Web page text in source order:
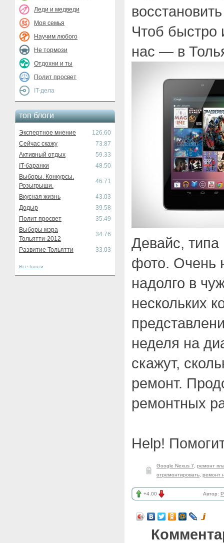
Леди и медведи
Моя семья
Научим любого
Не тормози
Отдохни и ты
Полит просвет
IT-дела
топ блоги
Экспертное мнение
126.60
Сейчас скажу
73.87
Активный отдых
59.33
IT-баранки
48.50
Выборы. Конкурсы.
Розыгрыши.
46.71
Вкусная жизнь
43.03
Додыр
39.58
Полит просвет
35.49
Выборы мэра
Тольятти-2012
34.76
Развитие Тольятти 33.03
Все блоги
Чтоб быстро
нас — в
Девайс,
фото. Очень
надолго в
нескольких
неделя на
скажут,
ремонт.
ремонтных
Help!
Google Nexus 7
ремонт
отремонтировать ремонт
+4.00 Автор: